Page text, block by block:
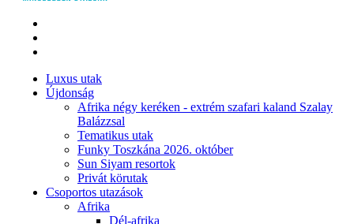
Luxus utak
Újdonság
Afrika négy keréken - extrém szafari kaland Szalay
Balázzsal
Tematikus utak
Funky Toszkána 2026. október
Sun Siyam resortok
Privát körutak
Csoportos utazások
Afrika
Dél-afrika